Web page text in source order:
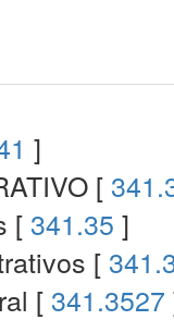
]
[
[ 341.35 ]
[
[ 341.3527